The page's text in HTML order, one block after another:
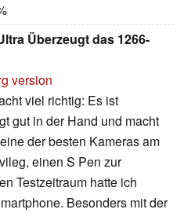
Überzeugt das 1266-
version
viel richtig: Es ist
gut in der Hand und macht
der besten Kameras am
einen S Pen zur
Testzeitraum hatte ich
Besonders mit der